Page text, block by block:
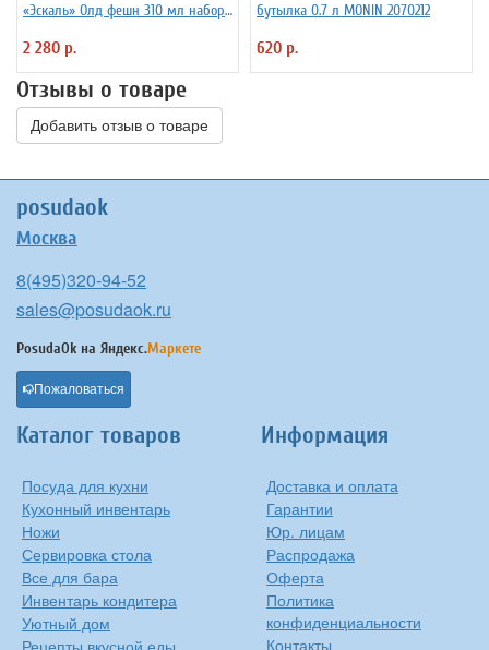
«Эскаль» Олд фешн 310 мл набор
2 280 р.
бутылка 0.7 л MONIN 2070212
620 р.
Отзывы о товаре
Добавить отзыв о товаре
posudaok
Москва
8(495)320-94-52
sales@posudaok.ru
PosudaOk на Яндекс.Маркете
Пожаловаться
Каталог товаров
Посуда для кухни
Кухонный инвентарь
Ножи
Сервировка стола
Все для бара
Инвентарь кондитера
Уютный дом
Рецепты вкусной еды
Информация
Доставка и оплата
Гарантии
Юр. лицам
Распродажа
Оферта
Политика
конфиденциальности
Контакты